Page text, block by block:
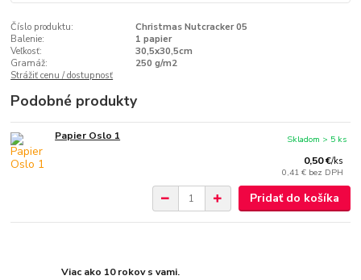
Číslo produktu:
Christmas Nutcracker 05
Balenie:
1 papier
Veľkosť:
30,5x30,5cm
Gramáž:
250 g/m2
Strážiť cenu / dostupnosť
Podobné produkty
Papier Oslo 1
0,50 €/ks
0,41 € bez DPH
Skladom > 5 ks
Pridať do košíka
Viac ako 10 rokov s vami.